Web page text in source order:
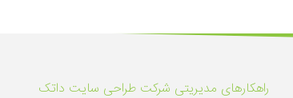
راهکار‌های مدیریتی شرکت طراحی سایت داتک